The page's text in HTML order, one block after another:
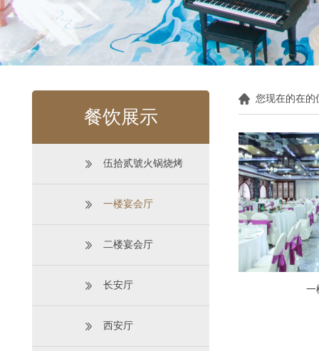
餐饮展示
伍拾贰號火锅烧烤
一楼宴会厅
二楼宴会厅
长安厅
西安厅
您现在的在的
一